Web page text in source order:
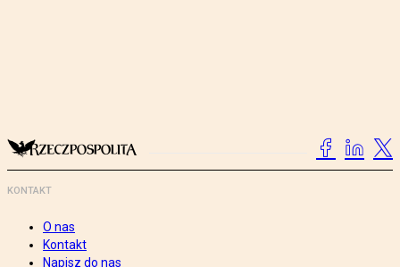
KONTAKT
O nas
Kontakt
Napisz do nas